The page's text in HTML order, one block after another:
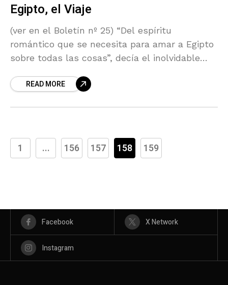
Egipto, el Viaje
(ver en el Boletín nº 25) “Del espíritu
romántico que se necesita para amar a Egipto
sobre todas las cosas”, decía el inolvidable
READ MORE
1 ... 156 157 158 159
Facebook X Network
Instagram